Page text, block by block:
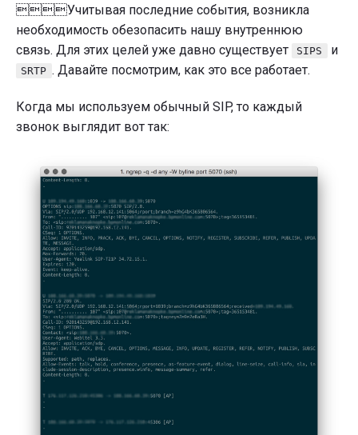
Webitel"
Учитывая последние события, возникла
необходимость обезопасить нашу внутреннюю
связь. Для этих целей уже давно существует
SIPS и
SRTP . Давайте посмотрим, как это все работает.
Когда мы используем обычный SIP, то каждый
звонок выглядит вот так: